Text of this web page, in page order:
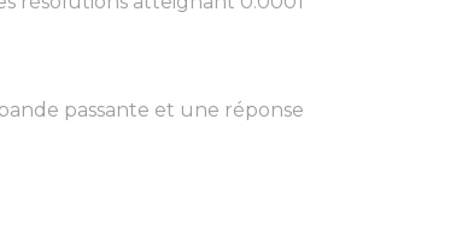
passante et une réponse